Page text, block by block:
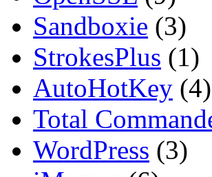
Sandboxie (3)
StrokesPlus (1)
AutoHotKey (4)
Total
WordPress (3)